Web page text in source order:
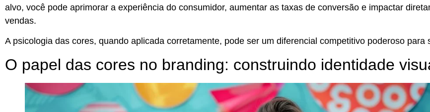
alvo, você pode aprimorar a experiência do consumidor, aumentar as taxas de conversão e impactar
vendas.
A psicologia das cores, quando aplicada corretamente, pode ser um diferencial competitivo poderoso para
O papel das cores no branding: construindo identidade